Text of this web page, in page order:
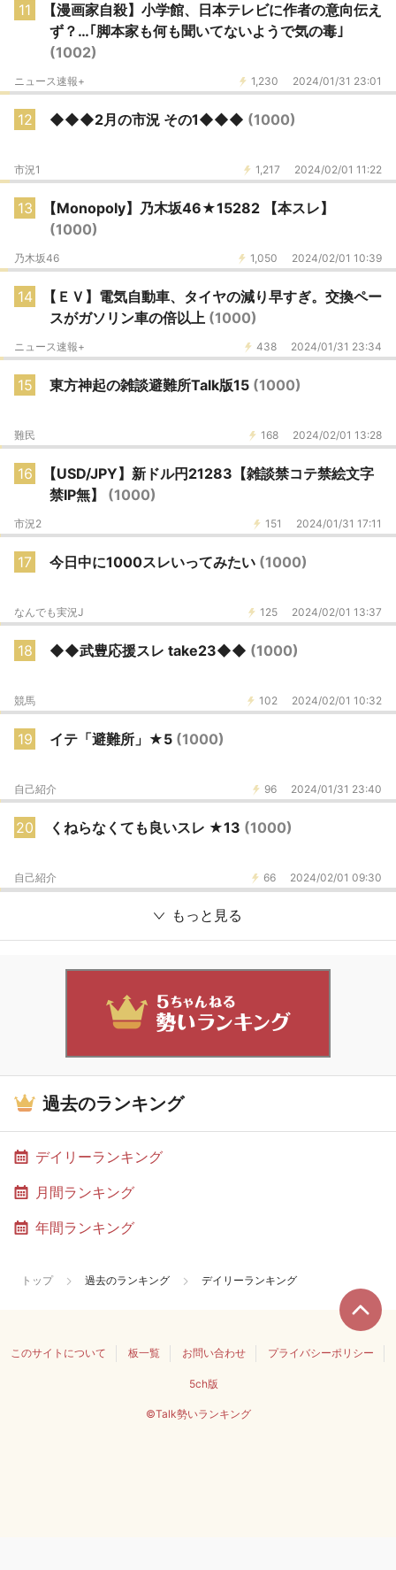
11
【漫画家自殺】小学館、日本テレビに作者の意向伝え
ず？…｢脚本家も何も聞いてないようで気の毒｣
(1002)
1,230 2024/01/31 23:01
ニュース速報+
12 ◆◆◆2月の市況 その1◆◆◆ (1000)
1,217 2024/02/01 11:22
市況1
13
【Monopoly】乃木坂46★15282 【本スレ】
(1000)
1,050 2024/02/01 10:39
乃木坂46
14
【ＥＶ】電気自動車、タイヤの減り早すぎ。交換ペー
スがガソリン車の倍以上 (1000)
438 2024/01/31 23:34
ニュース速報+
15 東方神起の雑談避難所Talk版15 (1000)
168 2024/02/01 13:28
難民
16
【USD/JPY】新ドル円21283【雑談禁コテ禁絵文字
禁IP無】 (1000)
151 2024/01/31 17:11
市況2
17 今日中に1000スレいってみたい (1000)
125 2024/02/01 13:37
なんでも実況J
18 ◆◆武豊応援スレ take23◆◆ (1000)
102 2024/02/01 10:32
競馬
19 イテ「避難所」★5 (1000)
96 2024/01/31 23:40
自己紹介
20 くねらなくても良いスレ ★13 (1000)
66 2024/02/01 09:30
自己紹介
もっと見る
過去のランキング
デイリーランキング
月間ランキング
年間ランキング
トップ 過去のランキング デイリーランキング
このサイトについて 板一覧 お問い合わせ プライバシーポリシー
5ch版
©Talk勢いランキング